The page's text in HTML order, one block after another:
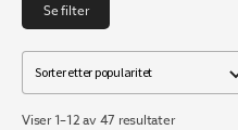
Se filter
Viser 1–12 av 47 resultaterSortert